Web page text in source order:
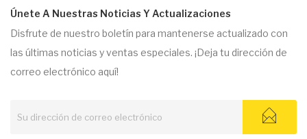
Únete A Nuestras Noticias Y Actualizaciones
Disfrute de nuestro boletín para mantenerse actualizado con
las últimas noticias y ventas especiales. ¡Deja tu dirección de
correo electrónico aquí!